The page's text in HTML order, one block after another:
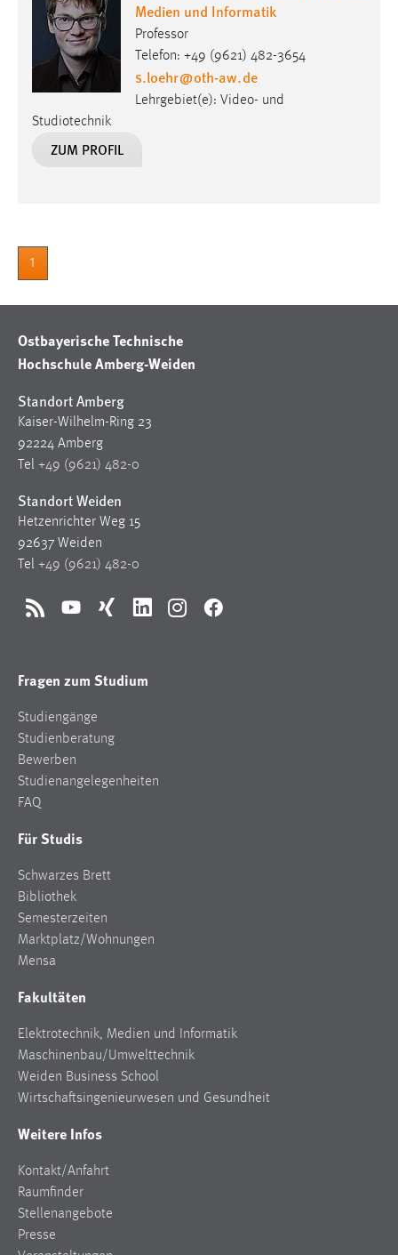
Medien und Informatik
Professor
Telefon: +49 (9621) 482-3654
s.loehr@oth-aw.de
Lehrgebiet(e): Video- und
Studiotechnik
ZUM PROFIL
1
Ostbayerische Technische
Hochschule Amberg-Weiden
Standort Amberg
Kaiser-Wilhelm-Ring 23
92224 Amberg
Tel +49 (9621) 482-0
Standort Weiden
Hetzenrichter Weg 15
92637 Weiden
Tel +49 (9621) 482-0
RSS YouTubeXing LinkedInInstagramFacebook
Fragen zum Studium
Studiengänge
Studienberatung
Bewerben
Studienangelegenheiten
FAQ
Für Studis
Schwarzes Brett
Bibliothek
Semesterzeiten
Marktplatz/Wohnungen
Mensa
Fakultäten
Elektrotechnik, Medien und Informatik
Maschinenbau/Umwelttechnik
Weiden Business School
Wirtschaftsingenieurwesen und Gesundheit
Weitere Infos
Kontakt/Anfahrt
Raumfinder
Stellenangebote
Presse